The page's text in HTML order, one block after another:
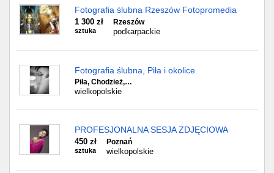
Fotografia ślubna Rzeszów Fotopromedia
1 300 zł
sztuka
Rzeszów
podkarpackie
Fotografia ślubna, Piła i okolice
Piła, Chodzież,…
wielkopolskie
PROFESJONALNA SESJA ZDJĘCIOWA
450 zł
sztuka
Poznań
wielkopolskie